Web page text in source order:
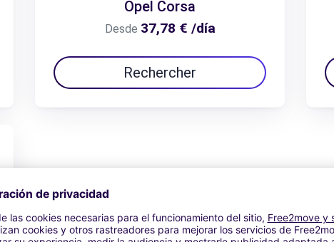
Opel Corsa
Desde 37,78 € /día
Rechercher